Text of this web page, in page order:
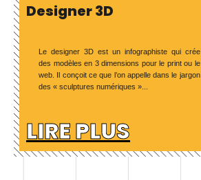
Designer 3D
Le designer 3D est un infographiste qui crée
des modèles en 3 dimensions pour le print ou le
web. Il conçoit ce que l’on appelle dans le jargon
des « sculptures numériques »...
LIRE PLUS